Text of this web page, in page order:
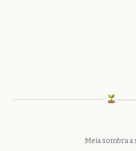
Meia sombra a